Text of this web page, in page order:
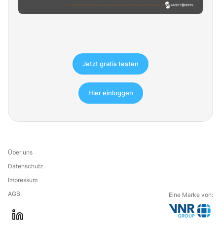
Jetzt gratis testen
Hier einloggen
Über uns
Datenschutz
Impressum
AGB
Eine Marke von: